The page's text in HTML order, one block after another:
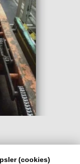
(cookies)